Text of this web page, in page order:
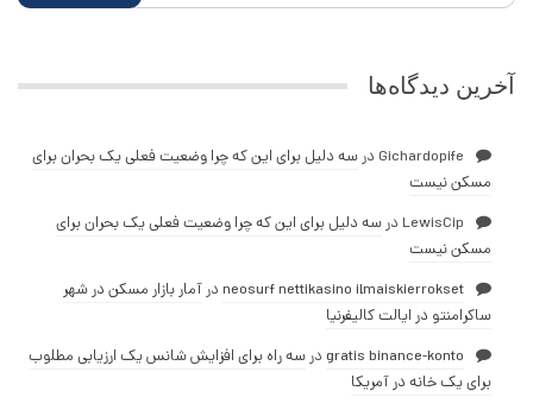
آخرین دیدگاه‌ها
Gichardopife درسه دلیل برای این که چرا وضعیت فعلی یک بحران برای
مسکن نیست
LewisCip درسه دلیل برای این که چرا وضعیت فعلی یک بحران برای
مسکن نیست
neosurf nettikasino ilmaiskierrokset درآمار بازار مسکن در شهر
ساکرامنتو در ایالت کالیفرنیا
gratis binance-konto درسه راه برای افزایش شانس یک ارزیابی مطلوب
برای یک خانه در آمریکا